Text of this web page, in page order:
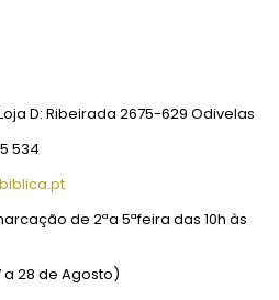
D: Ribeirada 2675-629 Odivelas
534
de 2ªa 5ªfeira das 10h às
a 28 de Agosto)